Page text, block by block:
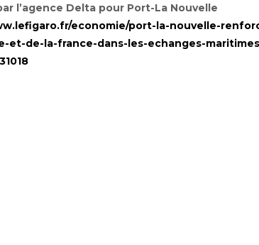
l’agence Delta pour Port-La Nouvelle
economie/port-la-nouvelle-
et-de-la-france-dans-les-echanges-